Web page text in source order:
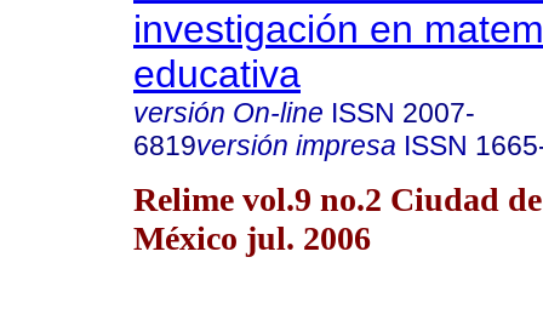
investigación en
educativa
versión On-line ISSN 2007-
6819versión impresa ISSN
Relime vol.9 no.2 Ciudad de
México jul. 2006